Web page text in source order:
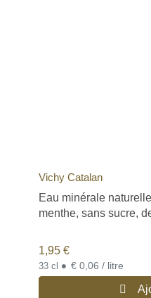
Vichy Catalan
Eau minérale
menthe, sans sucre,
1,95 €
33 cl • € 0,06 / litre